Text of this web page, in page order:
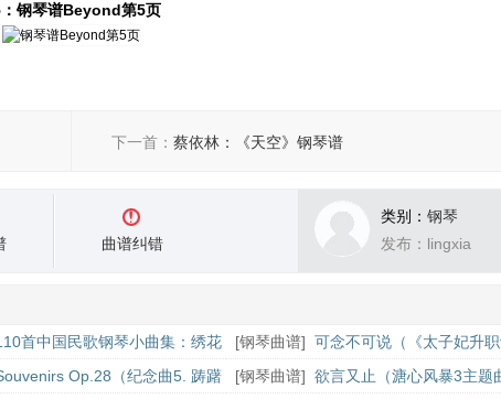
钢琴谱Beyond第5页
下一首： 蔡依林：《天空》钢琴谱
曲谱纠错
类别： 钢琴
发布：lingxia
首中国民歌钢琴小曲集：绣花
[钢琴曲谱] 可念不可说（《太子妃升
题曲、绿色阳光（小羊羊）编配）
Op.28（纪念曲5. 踌躇
[钢琴曲谱] 欲言又止（溏心风暴3主题